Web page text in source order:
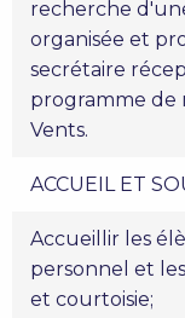
recherche
organisée et
secrétaire
programme de
Vents.
ACCUEIL ET
Accueillir les
personnel et
et courtoisie;